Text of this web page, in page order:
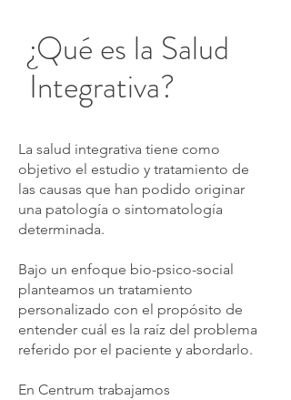
¿Qué es la Salud
Integrativa?
La salud integrativa tiene como
objetivo el estudio y tratamiento de
las causas que han podido originar
una patología o sintomatología
determinada.
Bajo un enfoque bio-psico-social
planteamos un tratamiento
personalizado con el propósito de
entender cuál es la raíz del problema
referido por el paciente y abordarlo.
En Centrum trabajamos